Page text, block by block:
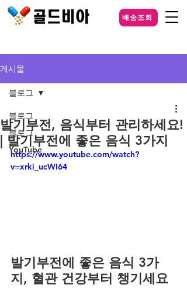
배송조회
게시물
블로그
블로그
YouTube
블로그
발기부전, 음식부터 관리하세요!
| 발기부전에 좋은 음식 3가지
https://www.youtube.com/watch?
v=xrki_ucWI64
발기부전에 좋은 음식 3가
지, 혈관 건강부터 챙기세요